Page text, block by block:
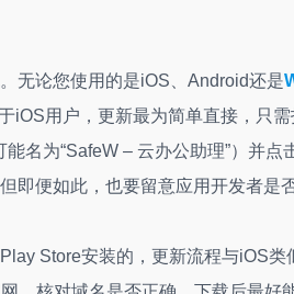
无论您使用的是iOS、Android还是
iOS用户，更新最为简单直接，只
名为“SafeW – 云办公助理”）并点
即便如此，也要留意应用开发者是
Store安装的，更新流程与iOS类